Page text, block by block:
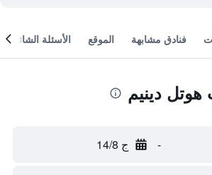
فنادق مشابهة الموقع الأسئلة الشائعة
دينيم
- ج 14/8